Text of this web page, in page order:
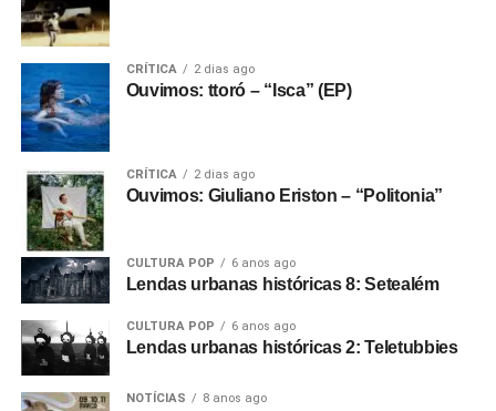
Endereço: Avenida Marechal Floriano Peixoto, 1695,
Rebouças, Curitiba/PR
Artista convidada: Aléxia
Ingressoaqui.
Hoobastank em Campinas/SP
Local: MultiArena
Endereço: Avenida Dr. Antônio Carlos Couto de Barros,
2156, Jardim Conceição, Sousas, Campinas/SP
Ingressoaqui.
Artista convidada: Aléxia
Hoobastank em São Paulo/SP
Data: 7/11, sábado
Local: Terra SP
CRÍTICA 2 dias ago
Ouvimos: ttoró – “Isca” (EP)
CRÍTICA 2 dias ago
Ouvimos: Giuliano Eriston – “Politonia”
CULTURA POP 6 anos ago
Lendas urbanas históricas 8: Setealém
CULTURA POP 6 anos ago
Lendas urbanas históricas 2: Teletubbies
NOTÍCIAS 8 anos ago